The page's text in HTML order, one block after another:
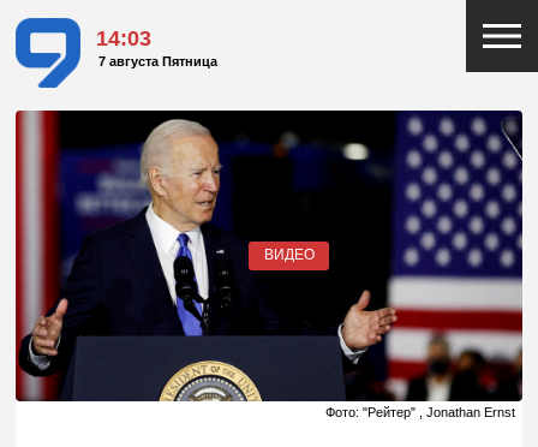
14:03
7 августа Пятница
ВИДЕО
Фото: "Рейтер" , Jonathan Ernst